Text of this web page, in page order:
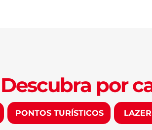
Descubra por
PONTOS TURÍSTICOS LAZER